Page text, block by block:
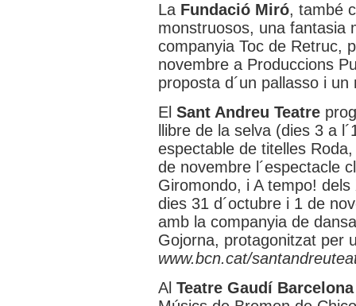
La Fundació Miró, també
monstruosos, una fantasia
companyia Toc de Retruc,
novembre a Produccions
proposta d´un pallasso i
El Sant Andreu Teatre
llibre de la selva (dies 3 a
espectable de titelles
de novembre l´espectacle
Giromondo, i A tempo!
dies 31 d´octubre i 1 de
amb la companyia de
Gojorna, protagonitzat per
www.bcn.cat/
Al Teatre Gaudí Barcelona